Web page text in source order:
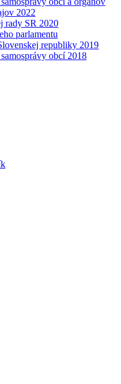
2022
rady SR 2020
parlamentu
republiky 2019
obcí 2018